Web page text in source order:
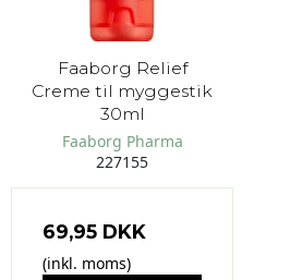
Faaborg Relief
Creme til myggestik
30ml
Faaborg Pharma
227155
69,95 DKK
(inkl. moms)